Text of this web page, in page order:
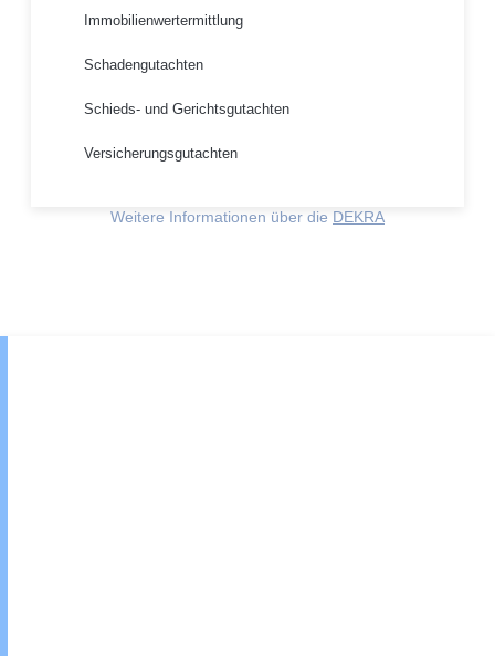
Immobilienwertermittlung
Schadengutachten
Schieds- und Gerichtsgutachten
Versicherungsgutachten
Weitere Informationen über die DEKRA